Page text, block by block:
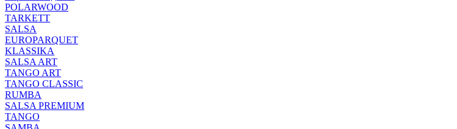
POLARWOOD
TARKETT
SALSA
EUROPARQUET
KLASSIKA
SALSA ART
TANGO ART
TANGO CLASSIC
RUMBA
SALSA PREMIUM
TANGO